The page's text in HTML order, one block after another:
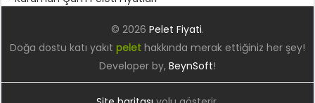
© 2026 Pelet Fiyati.
Doğa dostu katı yakıt pelethakkında merak ettiğiniz her şey!
Developer by, BeynSoft!